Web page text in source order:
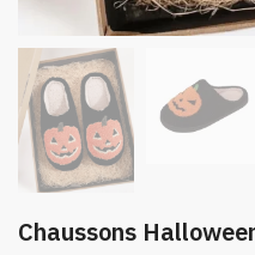
Chaussons